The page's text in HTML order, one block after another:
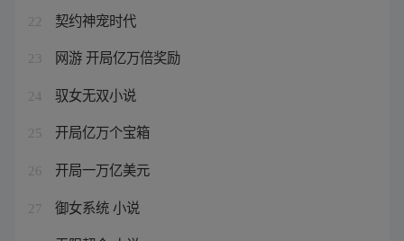
22 契约神宠时代
23 网游 开局亿万倍奖励
24 驭女无双小说
25 开局亿万个宝箱
26 开局一万亿美元
27 御女系统 小说